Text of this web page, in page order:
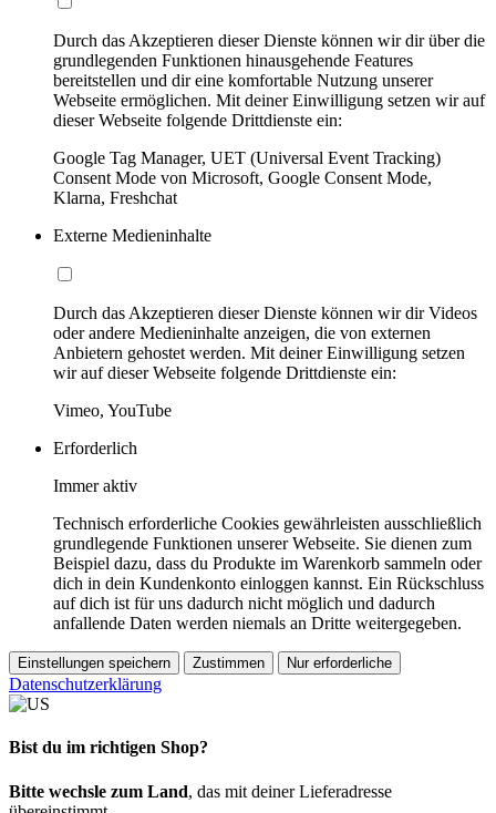
Durch das Akzeptieren dieser Dienste können wir dir über die
grundlegenden Funktionen hinausgehende Features
bereitstellen und dir eine komfortable Nutzung unserer
Webseite ermöglichen. Mit deiner Einwilligung setzen wir auf
dieser Webseite folgende Drittdienste ein:
Google Tag Manager, UET (Universal Event Tracking)
Consent Mode von Microsoft, Google Consent Mode,
Klarna, Freshchat
Externe Medieninhalte
Durch das Akzeptieren dieser Dienste können wir dir Videos
oder andere Medieninhalte anzeigen, die von externen
Anbietern gehostet werden. Mit deiner Einwilligung setzen
wir auf dieser Webseite folgende Drittdienste ein:
Vimeo, YouTube
Erforderlich
Immer aktiv
Technisch erforderliche Cookies gewährleisten ausschließlich
grundlegende Funktionen unserer Webseite. Sie dienen zum
Beispiel dazu, dass du Produkte im Warenkorb sammeln oder
dich in dein Kundenkonto einloggen kannst. Ein Rückschluss
auf dich ist für uns dadurch nicht möglich und dadurch
anfallende Daten werden niemals an Dritte weitergegeben.
Einstellungen speichern Zustimmen Nur erforderliche
Datenschutzerklärung
Bist du im richtigen Shop?
Bitte wechsle zum Land, das mit deiner Lieferadresse